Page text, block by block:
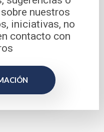
nuestros
iniciativas, no
contacto con